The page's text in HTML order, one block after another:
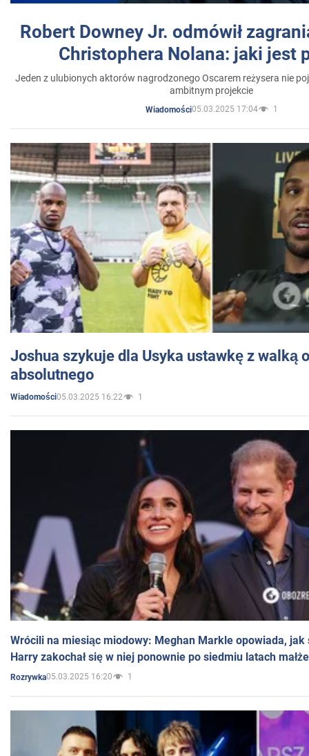
Robert Downey Jr. odmówił
Christophera Nolana: jaki jest
Jeden z ulubionych aktorów nagrodzonego Oscarem reżysera nie
ambitnym projekcie
Wiadomości05.03.2025 17:04 1
Joshua szykuje dla Usyka ustawkę z walką
absolutnego
Wiadomości05.03.2025 16:22 1
Wrócili na miesiąc miodowy: Meghan Markle opowiada, jak
Harry zakochał się w niej ponownie po siedmiu latach
Rozrywka05.03.2025 16:20 1